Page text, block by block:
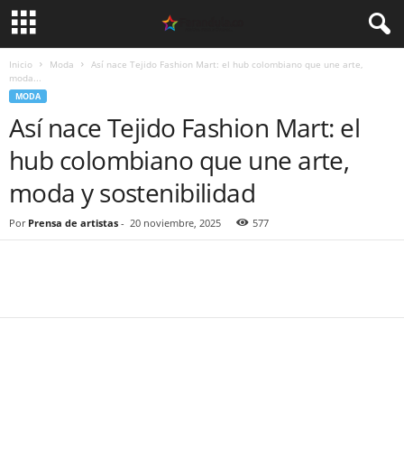
Inicio Moda
Así nace Tejido Fashion Mart: el hub colombiano que une arte,
moda...
MODA
Así nace Tejido Fashion Mart: el
hub colombiano que une arte,
moda y sostenibilidad
Por Prensa de artistas - 20 noviembre, 2025 577